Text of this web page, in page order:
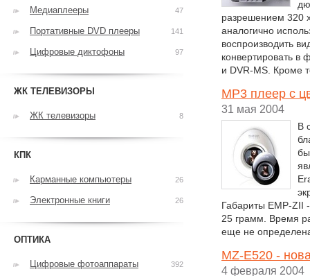
разрешением 320
аналогично
воспроизводить
конвертировать в
и DVR-MS. Кроме
MP3 плеер с
31 мая 2004
В
Габариты EMP-
25 грамм. Время
еще не
MZ-E520 -
4 февраля 2004
Медиаплееры 47
Портативные DVD плееры 141
Цифровые диктофоны 97
ЖК ТЕЛЕВИЗОРЫ
ЖК телевизоры 8
КПК
Карманные компьютеры 26
Электронные книги 26
ОПТИКА
Цифровые фотоаппараты 392